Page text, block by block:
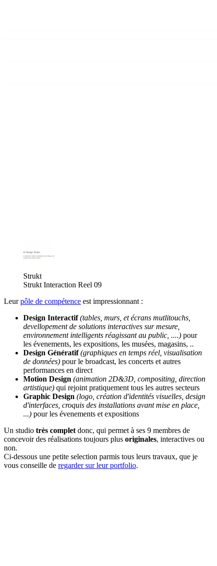
Strukt
Strukt Interaction Reel 09
Leurpôle de compétence est impressionnant :
Design Interactif (tables, murs, et écrans mutlitouchs,
devellopement de solutions interactives sur mesure,
environnement intelligents réagissant au public, ....) pour
les évenements, les expositions, les musées, magasins, ..
Design Génératif (graphiques en temps réel, visualisation
de données) pour le broadcast, les concerts et autres
performances en direct
Motion Design (animation 2D&3D, compositing, direction
artistique) qui rejoint pratiquement tous les autres secteurs
Graphic Design (logo, création d'identités visuelles, design
d'interfaces, croquis des installations avant mise en place,
...) pour les évenements et expositions
Un studio très complet donc, qui permet à ses 9 membres de
concevoir des réalisations toujours plus originales, interactives ou
non.
Ci-dessous une petite selection parmis tous leurs travaux, que je
vous conseille de regarder sur leur portfolio.